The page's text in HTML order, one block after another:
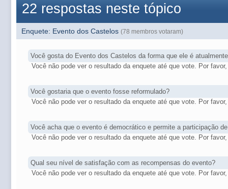
22 respostas neste tópico
Enquete: Evento dos Castelos (78 membros votaram)
Você gosta do Evento dos Castelos da forma que ele é
Você não pode ver o resultado da enquete até que vote. Por
Você gostaria que o evento fosse reformulado?
Você não pode ver o resultado da enquete até que vote. Por
Você acha que o evento é democrático e permite a participação
Você não pode ver o resultado da enquete até que vote. Por
Qual seu nível de satisfação com as recompensas do evento?
Você não pode ver o resultado da enquete até que vote. Por